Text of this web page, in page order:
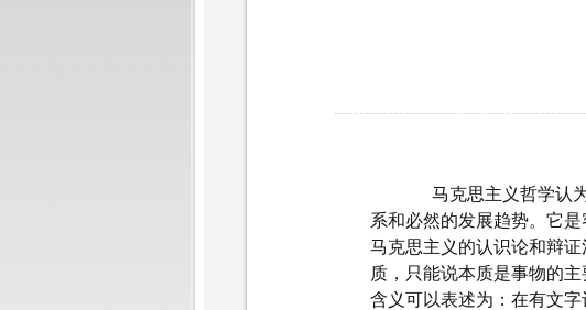
马克思主义哲学认为，
系和必然的发展趋势。它
马克思主义的认识论和辩
质，只能说本质是事物的
含义可以表述为：在有文